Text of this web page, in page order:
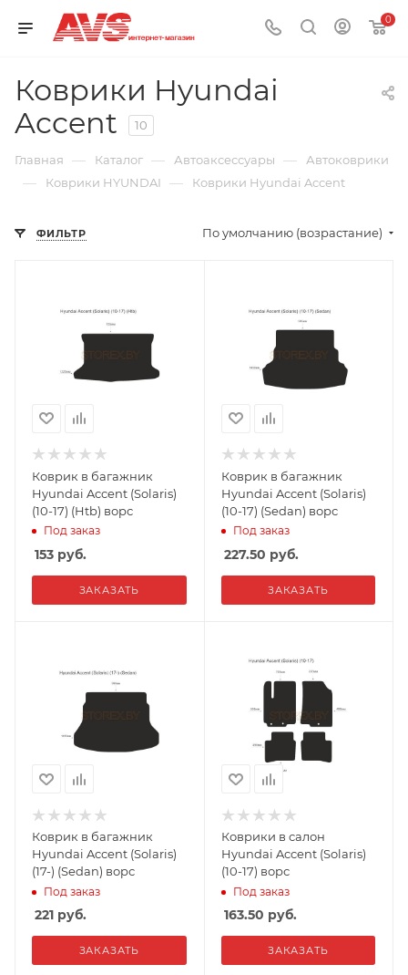
0
Коврики Hyundai
Accent
10
Главная — Каталог — Автоаксессуары — Автоковрики
— Коврики HYUNDAI — Коврики Hyundai Accent
ФИЛЬТР По умолчанию (возрастание)
Коврик в багажник
Hyundai Accent (Solaris)
(10-17) (Htb) ворс
Под заказ
153 руб.
ЗАКАЗАТЬ
Коврик в багажник
Hyundai Accent (Solaris)
(10-17) (Sedan) ворс
Под заказ
227.50 руб.
ЗАКАЗАТЬ
Коврик в багажник
Hyundai Accent (Solaris)
(17-) (Sedan) ворс
Под заказ
221 руб.
ЗАКАЗАТЬ
Коврики в салон
Hyundai Accent (Solaris)
(10-17) ворс
Под заказ
163.50 руб.
ЗАКАЗАТЬ